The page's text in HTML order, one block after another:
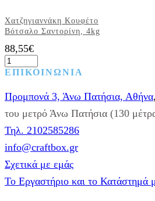
Χατζηγιαννάκη Κουφέτο
Βότσαλο Σαντορίνη, 4kg
88,55€
Χατζηγιαννάκη
Κουφέτο
Σαντορίνη,
4kg
ποσότητα
ΕΠΙΚΟΙΝΩΝΙΑ
Προμπονά 3, Άνω Πατήσια, Αθήνα,
του μετρό Άνω Πατήσια (130
Τηλ. 2102585286
info@craftbox.gr
Σχετικά με εμάς
Το Εργαστήριο και το Κατάστημά